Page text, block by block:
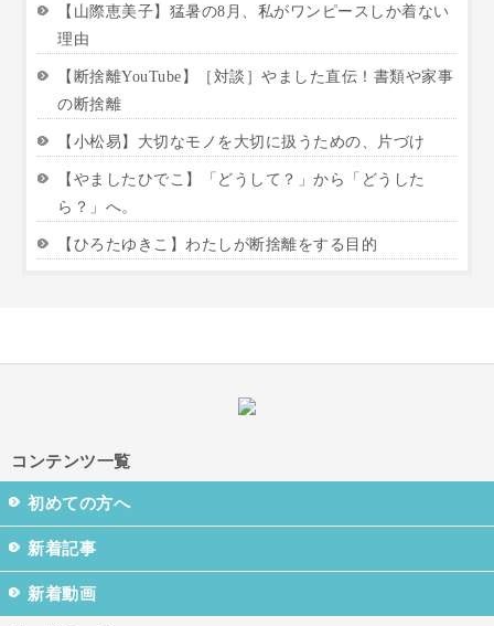
【山際恵美子】猛暑の8月、私がワンピースしか着ない
理由
【断捨離YouTube】［対談］やました直伝！書類や家事
の断捨離
【小松易】大切なモノを大切に扱うための、片づけ
【やましたひでこ】「どうして？」から「どうした
ら？」へ。
【ひろたゆきこ】わたしが断捨離をする目的
コンテンツ一覧
初めての方へ
新着記事
新着動画